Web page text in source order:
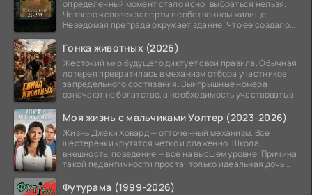
определенный момент стало ясно: выбраться нельзя.
Четверо человек заперты в собственном жилище.
Неведомая преграда окружает здание. Что ее создало
Гонка животных (2026)
Жестокий мир будущего диктует свои правила. Обычная
лотерея превратилась в механизм отбора участников
запредельного состязания. Выигрышные номера
означают не богатство, а необходимость участвовать в
Моя жизнь с мальчиками Уолтер (2023-2026)
Жизнь Джеки Ховард — отточенный механизм. Все
шестеренки крутятся четко и слаженно. Школа,
внешность, поведение — все на высшем уровне. Причина
такой педантичности проста: только идеальная дочь
Футурама (1999-2026)